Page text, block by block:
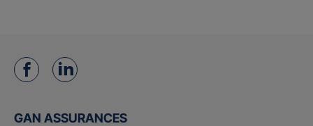
GAN ASSURANCES